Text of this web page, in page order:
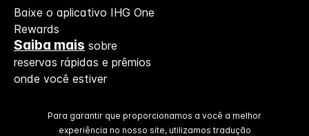
Baixe o aplicativo IHG One
Rewards
Saiba mais sobre
reservas rápidas e prêmios
onde você estiver
Para garantir que proporcionamos a você a melhor
experiência no nosso site, utilizamos tradução